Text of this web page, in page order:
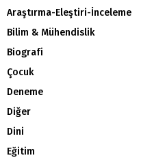
Araştırma-Eleştiri-İnceleme
Bilim & Mühendislik
Biografi
Çocuk
Deneme
Diğer
Dini
Eğitim